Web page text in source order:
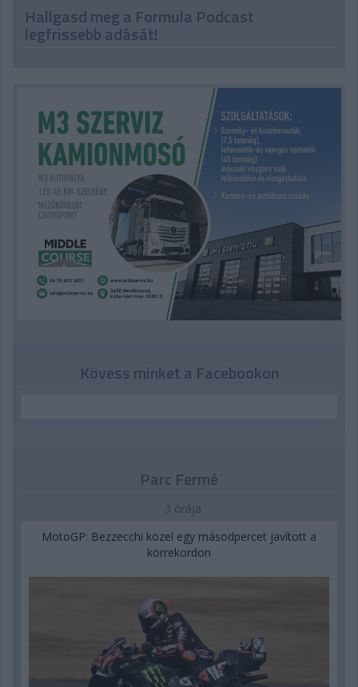
Hallgasd meg a Formula Podcast
legfrissebb adását!
Kövess minket a Facebookon
Parc Fermé
3 órája
MotoGP: Bezzecchi közel egy másodpercet javított a
körrekordon